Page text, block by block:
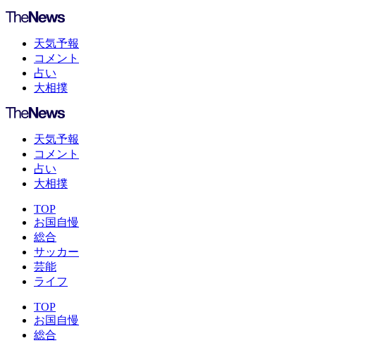
天気予報
コメント
占い
大相撲
天気予報
コメント
占い
大相撲
TOP
お国自慢
総合
サッカー
芸能
ライフ
TOP
お国自慢
総合